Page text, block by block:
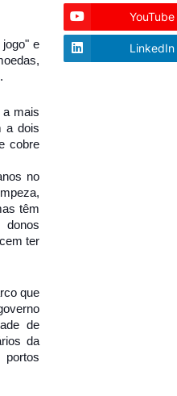
e
a mais
a dois
cobre
no
têm
ter
que
de
da
portos
YouTube
LinkedIn